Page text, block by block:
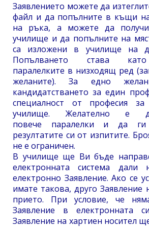
Заявлението можете да
файл и да попълните в къщи
на ръка, а можете да
училище и да попълните на
са изложени в училище на
Попълването става
паралелките в низходящ ред
желаните). За едно
кандидатстването за един
специалност от професия за
училище. Желателно е
повече паралелки и да ги
резултатите си от изпитите.
не е ограничен.
В училище ще Ви бъде
електронната система дали
електронно Заявление. Ако се
имате такова, друго
прието. При условие, че
Заявление в електронната
Заявление на хартиен носител